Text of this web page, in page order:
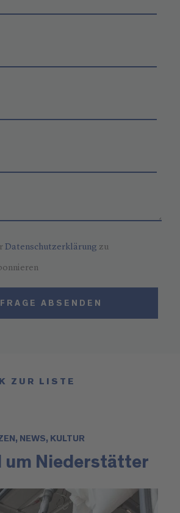
Datenschutzerklärung zu
ABSENDEN
ZUR LISTE
NEWS, KULTUR
um Niederstätter